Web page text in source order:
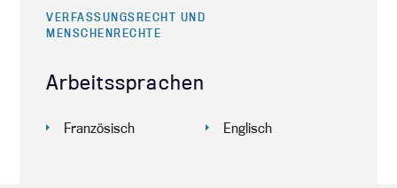
VERFASSUNGSRECHT UND
MENSCHENRECHTE
Arbeitssprachen
Französisch Englisch